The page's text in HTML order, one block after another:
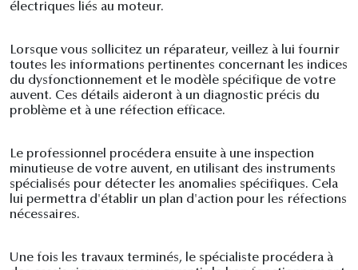
électriques liés au moteur.
Lorsque vous sollicitez un réparateur, veillez à lui fournir
toutes les informations pertinentes concernant les indices
du dysfonctionnement et le modèle spécifique de votre
auvent. Ces détails aideront à un diagnostic précis du
problème et à une réfection efficace.
Le professionnel procédera ensuite à une inspection
minutieuse de votre auvent, en utilisant des instruments
spécialisés pour détecter les anomalies spécifiques. Cela
lui permettra d'établir un plan d'action pour les réfections
nécessaires.
Une fois les travaux terminés, le spécialiste procédera à